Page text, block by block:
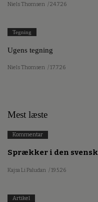
Niels Thomsen / 24.7.26
Tegning
Ugens tegning
Niels Thomsen / 17.7.26
Mest læste
Kommentar
Sprækker i den
Kajsa Li Paludan / 19.5.26
Artikel